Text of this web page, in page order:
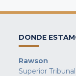
DONDE
Rawson
Superior